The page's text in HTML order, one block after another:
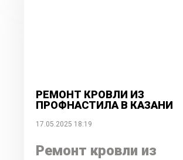
РЕМОНТ КРОВЛИ ИЗ
ПРОФНАСТИЛА В КАЗАНИ
17.05.2025 18:19
Ремонт кровли из